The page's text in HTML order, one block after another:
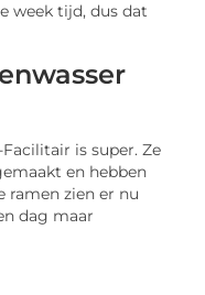
week tijd, dus dat
is super. Ze
en hebben
ramen zien er nu
dag maar